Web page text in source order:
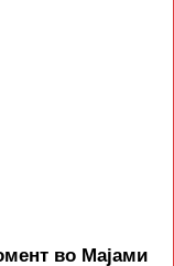
во Мајами